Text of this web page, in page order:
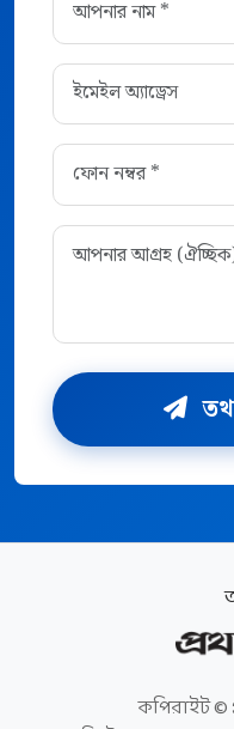
কপিরাইট